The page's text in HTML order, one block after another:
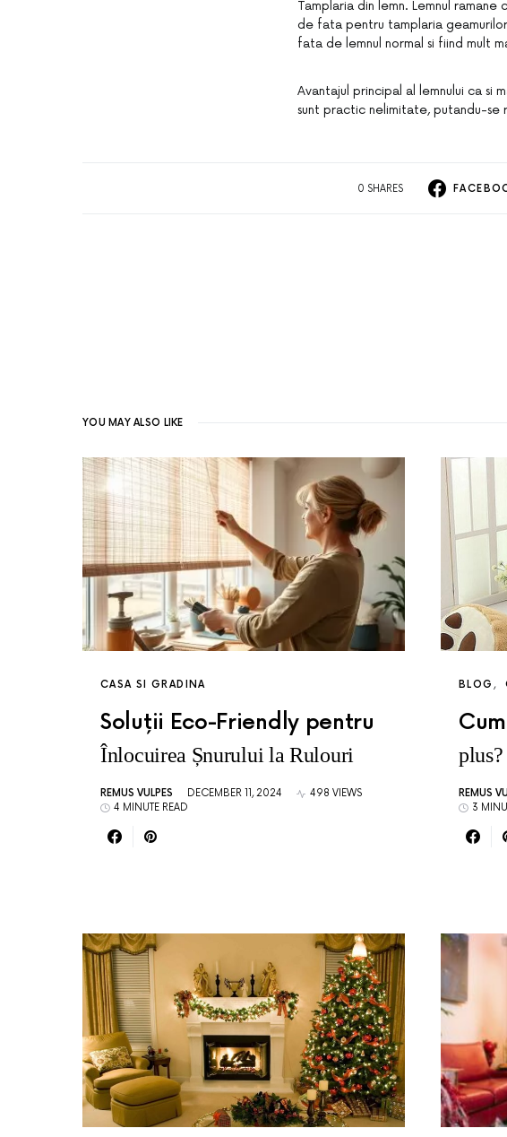
Tamplaria din lemn. Lemnul
de fata pentru tamplaria
fata de lemnul normal si fiind mult
Avantajul principal al lemnului ca
sunt practic nelimitate, putandu-
0 SHARES
YOU MAY ALSO LIKE
CASA SI GRADINA
Soluții Eco-Friendly pentru
Înlocuirea Șnurului la Rulouri
REMUS VULPES DECEMBER 11, 2024
498 VIEWS
4 MINUTE READ
BLOG
plus?
REMUS
3